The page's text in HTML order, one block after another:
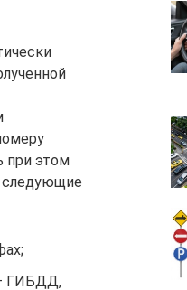
при этом
следующие
ГИБДД,